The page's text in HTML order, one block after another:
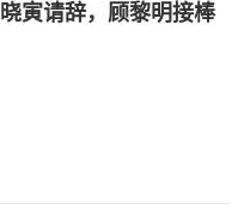
寅请辞，顾黎明接棒